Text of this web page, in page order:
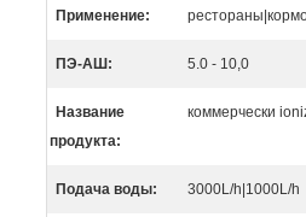
Применение:
ПЭ-АШ: 5.0 - 10,0
Название
продукта:
коммерчески
Подача воды: 3000L/h|1000L/h